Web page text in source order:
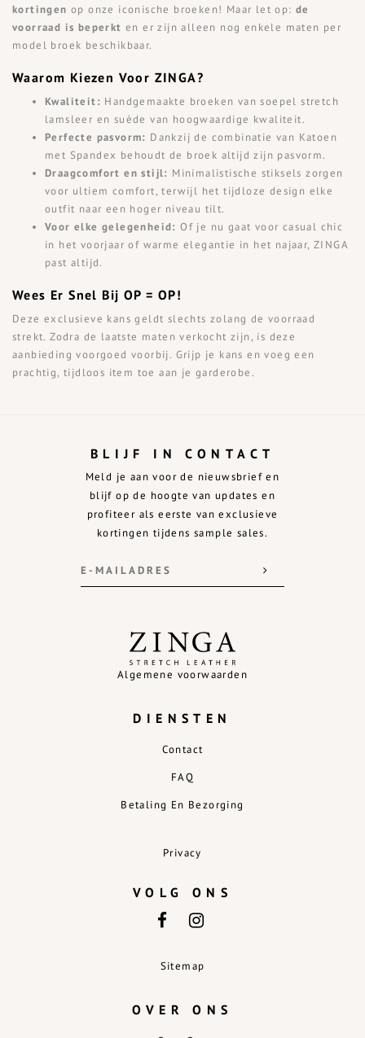
kortingen op onze iconische broeken! Maar let op:de
voorraad is beperkt en er zijn alleen nog enkele maten per
model broek beschikbaar.
Waarom Kiezen Voor ZINGA?
Kwaliteit: Handgemaakte broeken van soepel stretch
lamsleer en suède van hoogwaardige kwaliteit.
Perfecte pasvorm: Dankzij de combinatie van Katoen
met Spandex behoudt de broek altijd zijn pasvorm.
Draagcomfort en stijl: Minimalistische stiksels zorgen
voor ultiem comfort, terwijl het tijdloze design elke
outfit naar een hoger niveau tilt.
Voor elke gelegenheid: Of je nu gaat voor casual chic
in het voorjaar of warme elegantie in het najaar, ZINGA
past altijd.
Wees Er Snel Bij OP = OP!
Deze exclusieve kans geldt slechts zolang de voorraad
strekt. Zodra de laatste maten verkocht zijn, is deze
aanbieding voorgoed voorbij. Grijp je kans en voeg een
prachtig, tijdloos item toe aan je garderobe.
Algemene voorwaarden
DIENSTEN
Contact
FAQ
Betaling En Bezorging
Privacy
OVER ONS
VOLG ONS
Sitemap
BLIJF IN CONTACT
Meld je aan voor de nieuwsbrief en
blijf op de hoogte van updates en
profiteer als eerste van exclusieve
kortingen tijdens sample sales.